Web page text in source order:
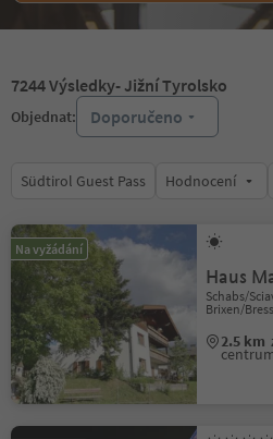
7244Výsledky- Jižní Tyrolsko
Objednat: Doporučeno
Südtirol Guest Pass Hodnocení
Na vyžádání
Haus
Schabs/
Brixen/
2.5 km